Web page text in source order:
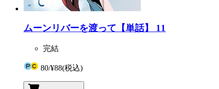
ムーンリバーを渡って【単話】 11
完結
80/¥88(税込)